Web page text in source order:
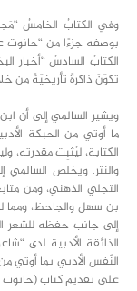
وفي الكتابُ الخامسُ
بوصفه جزءًا من “حانوت
الكتابُ السادسُ “أخبار
تكوّنَ ذاكرةً تأريخيّةً من
ويشير السالمي إلى أن
ما أوتي من الحبكة
الكتابة، ليُثبِت
والنثر. ويخلص
التجلي الذهني، ومن
بن سهل والجاحظ، ومما
إلى جانب حفظه للشعر
الذائقة الأدبية لدى
النَّفَس الأدبي بما أوتي
على تقديم كتاب (حانوت